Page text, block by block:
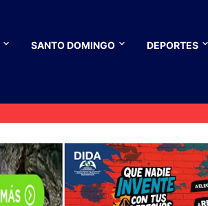
SANTO DOMINGO DEPORTES